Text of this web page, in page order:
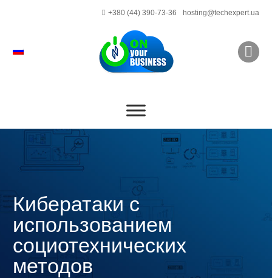
+380 (44) 390-73-36 hosting@techexpert.ua
Кибератаки с
использованием
социотехнических
методов